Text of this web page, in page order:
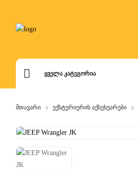
ᲧᲕᲔᲚᲐ ᲙᲐᲢᲔᲒᲝᲠᲘᲐ
მთავარი ექსტერიერის აქსესუარები